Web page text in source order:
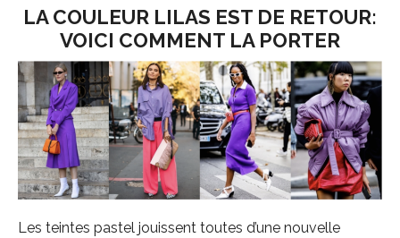
LA COULEUR LILAS EST DE RETOUR:
VOICI COMMENT LA PORTER
Les teintes pastel jouissent toutes d’une nouvelle